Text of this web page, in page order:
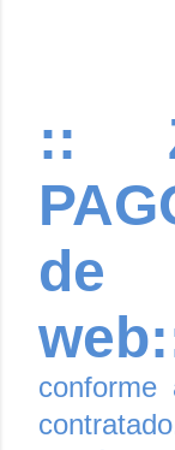
::